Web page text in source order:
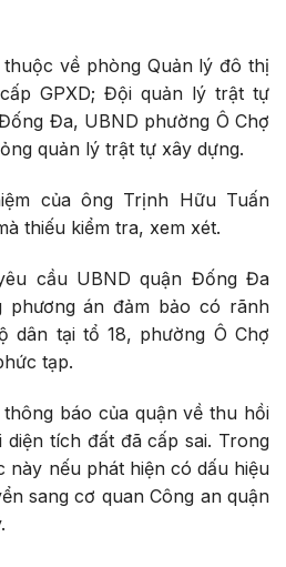
về phòng Quản lý đô thị
GPXD; Đội quản lý trật tự
Đa, UBND phường Ô Chợ
quản lý trật tự xây dựng.
của ông Trịnh Hữu Tuấn
thiếu kiểm tra, xem xét.
cầu UBND quận Đống Đa
phương án đảm bảo có rãnh
dân tại tổ 18, phường Ô Chợ
tạp.
báo của quận về thu hồi
tích đất đã cấp sai. Trong
này nếu phát hiện có dấu hiệu
sang cơ quan Công an quận